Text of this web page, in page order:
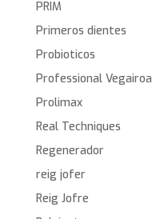
PRIM
Primeros dientes
Probioticos
Professional Vegairoa
Prolimax
Real Techniques
Regenerador
reig jofer
Reig Jofre